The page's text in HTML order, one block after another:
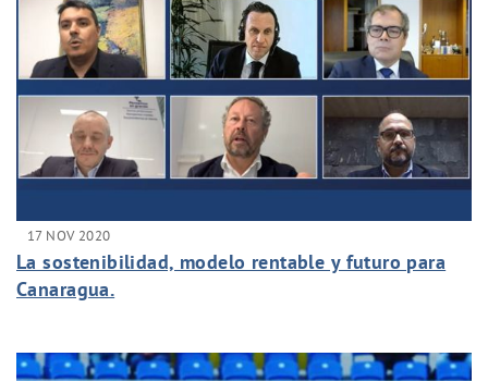
17 NOV 2020
La sostenibilidad, modelo rentable y futuro para
Canaragua.